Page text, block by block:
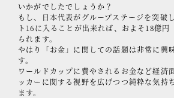
いかがでしたでしょうか？
もし、日本代表がグループステージを突破
ト16に入ることが出来れば、およそ18億
られます。
やはり「お金」に関しての話題は非常に興
す。
ワールドカップに費やされるお金など経済
ッカーに関する視野を広げつつ純粋な気持
ます。